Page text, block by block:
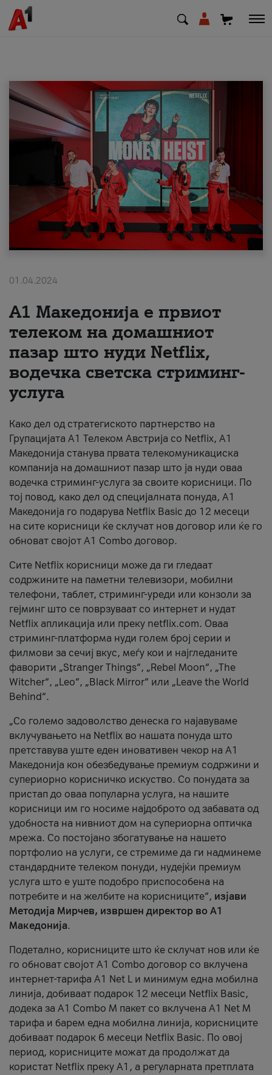
МК EN SQ
Приватни Деловни
Поддршка
Надополни кредит
#ПодобарОнлајн
01.04.2024
А1 Македонија е првиот
телеком на домашниот
пазар што нуди Netflix,
водечка светска стриминг-
услуга
Како дел од стратегиското партнерство на
Групацијата А1 Телеком Австрија со Netflix, А1
Македонија станува првата телекомуникациска
компанија на домашниот пазар што ја нуди оваа
водечка стриминг-услуга за своите корисници. По
тој повод, како дел од специјалната понуда, А1
Македонија го подарува Netflix Basic дo 12 месеци
на сите корисници ќе склучат нов договор или ќе го
обноват својот A1 Combo договор.
Сите Netflix корисници може да ги гледаат
содржините на паметни телевизори, мобилни
телефони, таблет, стриминг-уреди или конзоли за
гејминг што се поврзуваат со интернет и нудат
Netflix апликација или преку netflix.com. Оваа
стриминг-платформа нуди голем број серии и
филмови за сечиј вкус, меѓу кои и најгледаните
фаворити „Stranger Things“, „Rebel Moon“, „The
Witcher“, „Leo“, „Black Mirror“ или „Leave the World
Behind“.
„Со големо задоволство денеска го најавуваме
вклучувањето на Netflix во нашата понуда што
претставува уште еден иновативен чекор на А1
Македонија кон обезбедување премиум содржини и
супериорно корисничко искуство. Со понудата за
пристап до оваа популарна услуга, на нашите
корисници им го носиме најдоброто од забавата од
удобноста на нивниот дом на супериорна оптичка
мрежа. Со постојано збогатување на нашето
портфолио на услуги, се стремиме да ги надминеме
стандардните телеком понуди, нудејќи премиум
услуга што е уште подобро приспособена на
потребите и на желбите на корисниците“, изјави
Методија Мирчев, извршен директор во А1
Македонија.
Подетално, корисниците што ќе склучат нов или ќе
го обноват својот A1 Combo договор со вклучена
интернет-тарифа А1 Net L и минимум една мобилна
линија, добиваат подарок 12 месеци Netflix Basic,
додека за A1 Combo M пакет со вклучена A1 Net M
тарифа и барем една мобилна линија, корисниците
добиваат подарок 6 месеци Netflix Basic. По овој
период, корисниците можат да продолжат да
користат Netflix преку А1, а регуларната претплата